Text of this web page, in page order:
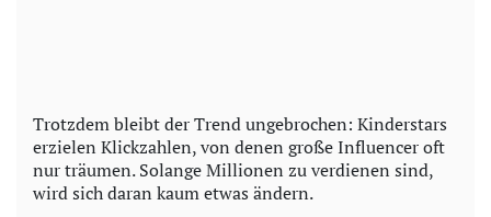
Trotzdem bleibt der Trend ungebrochen: Kinderstars
erzielen Klickzahlen, von denen große Influencer oft
nur träumen. Solange Millionen zu verdienen sind,
wird sich daran kaum etwas ändern.